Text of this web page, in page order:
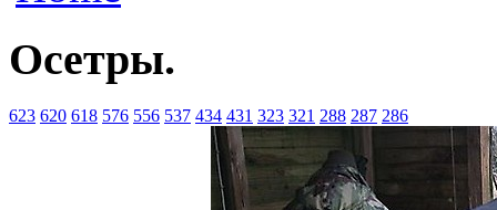
Осетры.
623 620 618 576 556 537 434 431 323 321 288 287 286